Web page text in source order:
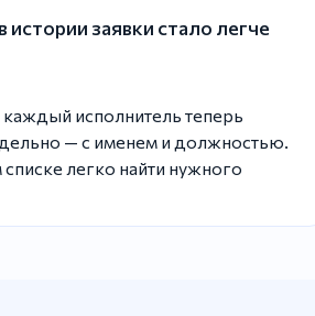
истории заявки стало легче
каждый исполнитель теперь
— с именем и должностью.
легко найти нужного